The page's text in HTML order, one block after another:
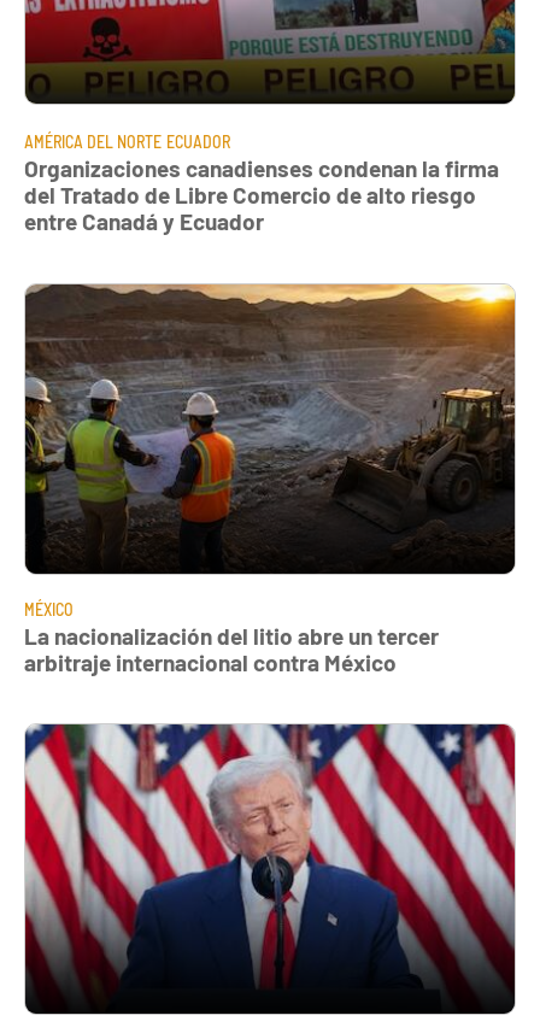
AMÉRICA DEL NORTE ECUADOR
Organizaciones canadienses condenan la firma
del Tratado de Libre Comercio de alto riesgo
entre Canadá y Ecuador
MÉXICO
La nacionalización del litio abre un tercer
arbitraje internacional contra México